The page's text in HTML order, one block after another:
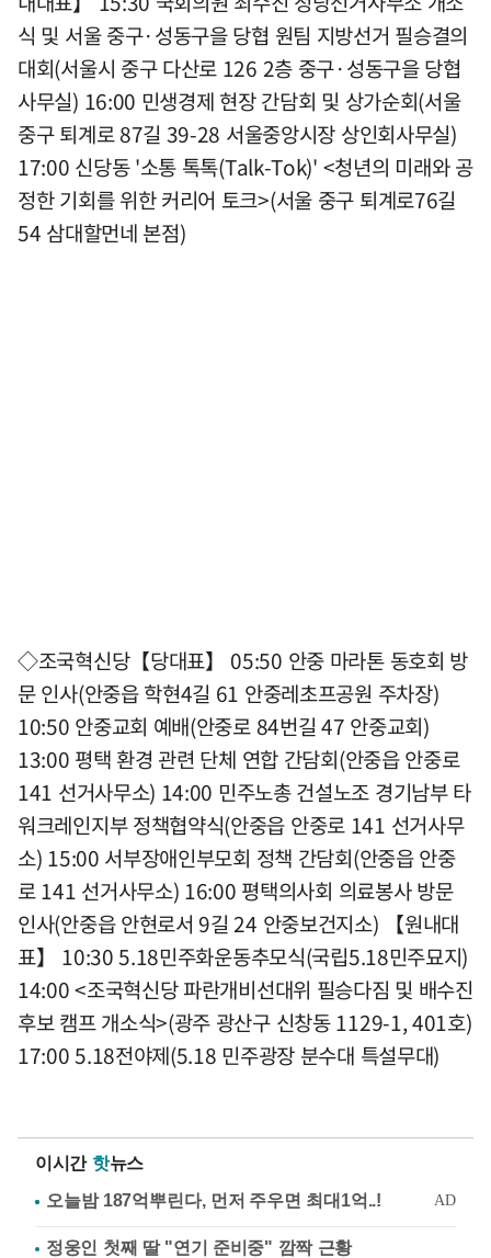
식 및 서울 중구·성동구을 당협 원팀 지방선거 필승결의
대회(서울시 중구 다산로 126 2층 중구·성동구을 당협
사무실) 16:00 민생경제 현장 간담회 및 상가순회(서울
중구 퇴계로 87길 39-28 서울중앙시장 상인회사무실)
17:00 신당동 '소통 톡톡(Talk-Tok)' <청년의 미래와 공
정한 기회를 위한 커리어 토크>(서울 중구 퇴계로76길
54 삼대할먼네 본점)
◇조국혁신당【당대표】 05:50 안중 마라톤 동호회 방
문 인사(안중읍 학현4길 61 안중레초프공원 주차장)
10:50 안중교회 예배(안중로 84번길 47 안중교회)
13:00 평택 환경 관련 단체 연합 간담회(안중읍 안중로
141 선거사무소) 14:00 민주노총 건설노조 경기남부 타
워크레인지부 정책협약식(안중읍 안중로 141 선거사무
소) 15:00 서부장애인부모회 정책 간담회(안중읍 안중
로 141 선거사무소) 16:00 평택의사회 의료봉사 방문
인사(안중읍 안현로서 9길 24 안중보건지소) 【원내대
표】 10:30 5.18민주화운동추모식(국립5.18민주묘지)
14:00 <조국혁신당 파란개비선대위 필승다짐 및 배수진
후보 캠프 개소식>(광주 광산구 신창동 1129-1, 401호)
17:00 5.18전야제(5.18 민주광장 분수대 특설무대)
이시간 핫뉴스
정웅인 첫째 딸 "연기 준비중" 깜짝 근황